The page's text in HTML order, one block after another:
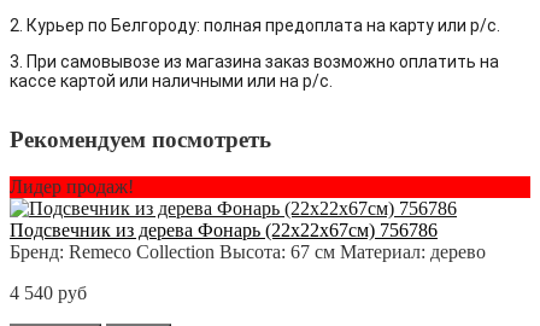
2. Курьер по Белгороду: полная предоплата на карту или р/с.
3. При самовывозе из магазина заказ возможно оплатить на
кассе картой или наличными или на р/с.
Рекомендуем посмотреть
Лидер продаж!
Подсвечник из дерева Фонарь (22х22х67см) 756786
Бренд: Remeco Collection Высота: 67 см Материал: дерево
4 540 руб